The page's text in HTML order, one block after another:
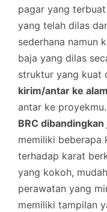
pagar yang
yang telah dilas
sederhana namun
baja yang dilas
struktur yang kuat
kirim/antar ke
antar ke proyekmu.
BRC
memiliki beberapa
terhadap karat
yang kokoh,
perawatan yang
memiliki tampilan